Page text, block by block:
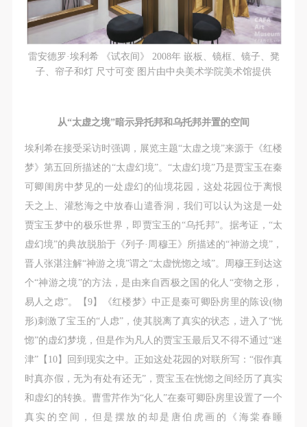
雷安德罗·埃利希 《试衣间》 2008年 嵌板、镜框、镜子、凳
子、帘子和灯 尺寸可变 图片由中央美术学院美术馆提供
从“太虚之境”暗示异托邦和乌托邦并置的空间
埃利希在接受采访时强调，展览主题“太虚之境”来源于《红楼
梦》第五回所描述的“太虚幻境”。“太虚幻境”乃是贾宝玉在秦
可卿闺房中梦见的一处虚幻的仙境花园，这处花园位于离恨
天之上、灌愁海之中放春山遣香洞，我们可以认为这是一处
贾宝玉梦中的极乐世界，即贾宝玉的“乌托邦”。据考证，“太
虚幻境”的典故脱胎于《列子·周穆王》所描述的“神游之境”，
晋人张湛注解“神游之境”谓之“太虚恍惚之域”。周穆王到达这
个“神游之境”的方法，是由来自西极之国的化人“变物之形，
易人之虑”。【9】《红楼梦》中正是秦可卿卧房里的陈设(物
形)刺激了宝玉的“人虑”，使其脱离了真实的状态，进入了“恍
惚”的虚幻梦境，但是作为凡人的贾宝玉最后又不得不通过“迷
津”【10】回到现实之中。正如这处花园的对联所写：“假作真
时真亦假，无为有处有还无”，贾宝玉在恍惚之间经历了真实
和虚幻的转换。曹雪芹作为“化人”在秦可卿卧房里设置了一个
真实的空间，但是摆放的却是唐伯虎画的《海棠春睡